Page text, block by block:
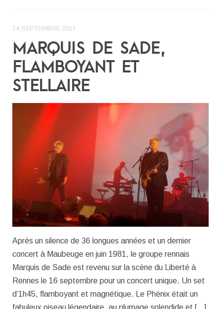
24 SEPTEMBRE 2017
MARQUIS DE SADE,
FLAMBOYANT ET
STELLAIRE
Après un silence de 36 longues années et un dernier
concert à Maubeuge en juin 1981, le groupe rennais
Marquis de Sade est revenu sur la scène du Liberté à
Rennes le 16 septembre pour un concert unique. Un set
d’1h45, flamboyant et magnétique. Le Phénix était un